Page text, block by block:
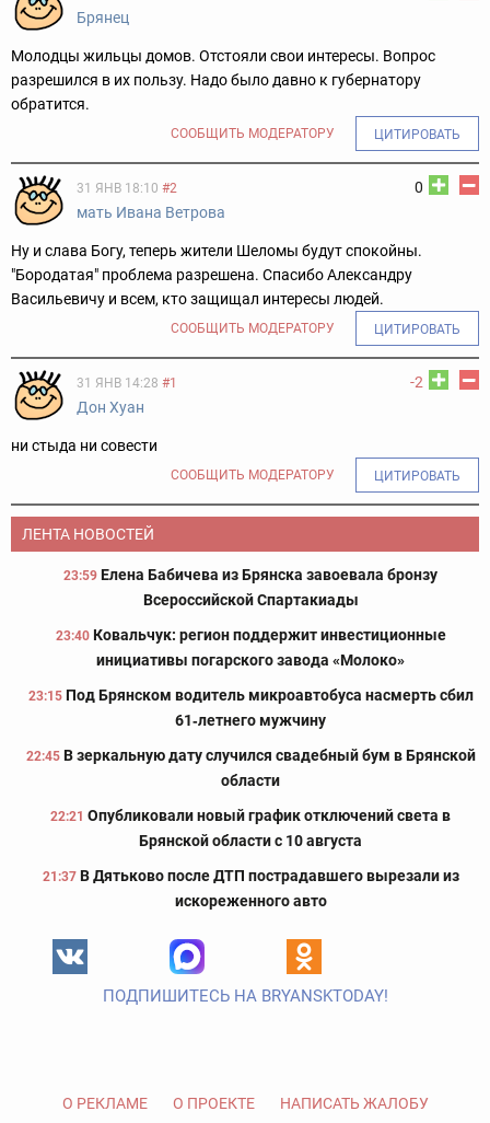
Брянец
Молодцы жильцы домов. Отстояли свои интересы. Вопрос
разрешился в их пользу. Надо было давно к губернатору
обратится.
СООБЩИТЬ МОДЕРАТОРУ ЦИТИРОВАТЬ
0
31 ЯНВ 18:10 #2
мать Ивана Ветрова
Ну и слава Богу, теперь жители Шеломы будут спокойны.
"Бородатая" проблема разрешена. Спасибо Александру
Васильевичу и всем, кто защищал интересы людей.
СООБЩИТЬ МОДЕРАТОРУ ЦИТИРОВАТЬ
-2
31 ЯНВ 14:28 #1
Дон Хуан
ни стыда ни совести
СООБЩИТЬ МОДЕРАТОРУ ЦИТИРОВАТЬ
ЛЕНТА НОВОСТЕЙ
23:59 Елена Бабичева из Брянска завоевала бронзу
Всероссийской Спартакиады
23:40 Ковальчук: регион поддержит инвестиционные
инициативы погарского завода «Молоко»
23:15 Под Брянском водитель микроавтобуса насмерть сбил
61‑летнего мужчину
22:45 В зеркальную дату случился свадебный бум в Брянской
области
22:21 Опубликовали новый график отключений света в
Брянской области с 10 августа
21:37 В Дятьково после ДТП пострадавшего вырезали из
искореженного авто
ПОДПИШИТЕСЬ НА BRYANSKTODAY!
О РЕКЛАМЕ О ПРОЕКТЕ НАПИСАТЬ ЖАЛОБУ